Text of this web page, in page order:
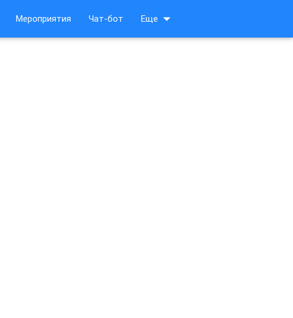
Мероприятия Чат-бот Ещеarrow_drop_down